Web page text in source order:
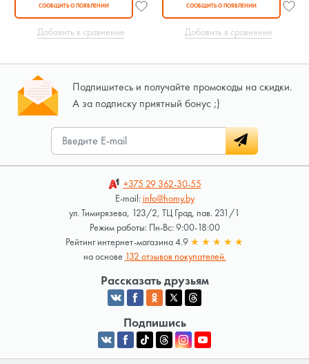
СООБЩИТЬ О ПОЯВЛЕНИИ
Добавить в сравнение
СООБЩИТЬ О ПОЯВЛЕНИИ
Добавить в сравнение
Подпишитесь и получайте промокоды на скидки.
А за подписку приятный бонус ;)
+375 29362-30-55
E-mail:info@homy.by
ул. Тимирязева, 123/2, ТЦ Град, пав. 231/1
Режим работы: Пн-Вс: 9:00-18:00
Рейтинг интернет-магазина 4.9 ★ ★ ★ ★ ★
на основе 132 отзывов покупателей.
Рассказать друзьям
Подпишись